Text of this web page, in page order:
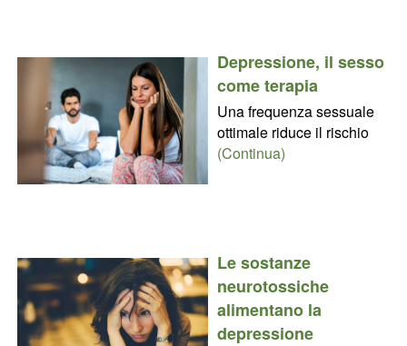
Depressione, il sesso
come terapia
Una frequenza sessuale
ottimale riduce il rischio
(Continua)
Le sostanze
neurotossiche
alimentano la
depressione